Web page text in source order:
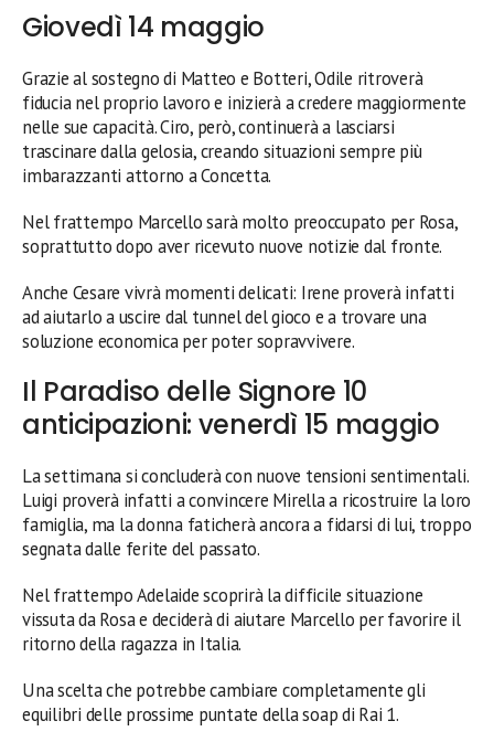
Giovedì 14 maggio
Grazie al sostegno di Matteo e Botteri, Odile ritroverà
fiducia nel proprio lavoro e inizierà a credere maggiormente
nelle sue capacità. Ciro, però, continuerà a lasciarsi
trascinare dalla gelosia, creando situazioni sempre più
imbarazzanti attorno a Concetta.
Nel frattempo Marcello sarà molto preoccupato per Rosa,
soprattutto dopo aver ricevuto nuove notizie dal fronte.
Anche Cesare vivrà momenti delicati: Irene proverà infatti
ad aiutarlo a uscire dal tunnel del gioco e a trovare una
soluzione economica per poter sopravvivere.
Il Paradiso delle Signore 10
anticipazioni: venerdì 15 maggio
La settimana si concluderà con nuove tensioni sentimentali.
Luigi proverà infatti a convincere Mirella a ricostruire la loro
famiglia, ma la donna faticherà ancora a fidarsi di lui, troppo
segnata dalle ferite del passato.
Nel frattempo Adelaide scoprirà la difficile situazione
vissuta da Rosa e deciderà di aiutare Marcello per favorire il
ritorno della ragazza in Italia.
Una scelta che potrebbe cambiare completamente gli
equilibri delle prossime puntate della soap di Rai 1.